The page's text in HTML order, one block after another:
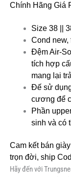
Chính Hãng Giá
Size 38 ||
Cond new,
Đệm Air-
tích hợp
mang lại
Đế sử
cương để
Phần
sinh và có
Cam kết bán
trọn đời, ship
Hãy đến với